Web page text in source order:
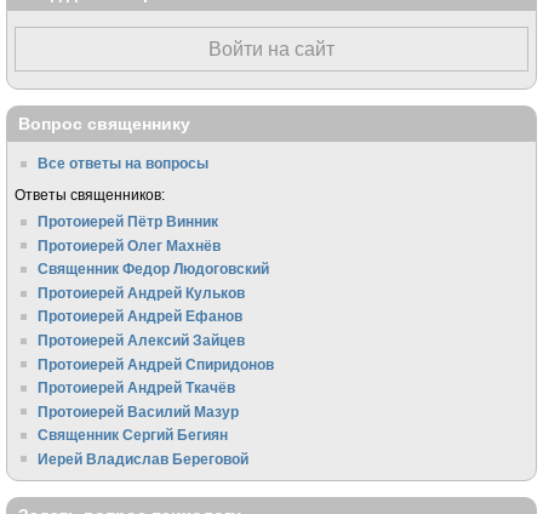
Войти на сайт
Вопрос священнику
Все ответы на вопросы
Ответы священников:
Протоиерей Пётр Винник
Протоиерей Олег Махнёв
Священник Федор Людоговский
Протоиерей Андрей Кульков
Протоиерей Андрей Ефанов
Протоиерей Алексий Зайцев
Протоиерей Андрей Спиридонов
Протоиерей Андрей Ткачёв
Протоиерей Василий Мазур
Священник Сергий Бегиян
Иерей Владислав Береговой